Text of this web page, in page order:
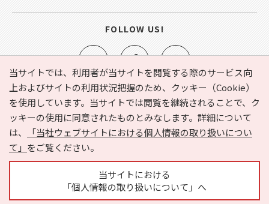
当サイトでは、利用者が当サイトを閲覧する際のサービス向
上およびサイトの利用状況把握のため、クッキー（Cookie）
を使用しています。当サイトでは閲覧を継続されることで、ク
ッキーの使用に同意されたものとみなします。詳細について
は、
「当社ウェブサイトにおける個人情報の取り扱いについ
て」 をご覧ください。
当サイトにおける
「個人情報の取り扱いについて」へ
e-NAVITA（イーナビタ）とは？ お気に入り
ヘルプ
利用規約
個人情報の取り扱いについて
運営会社
サイトマップ
広告掲載に関するお問い合わせ
FOLLOW US!